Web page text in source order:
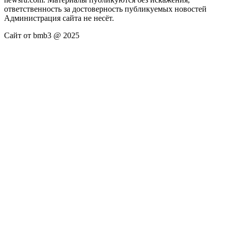
ответственность за достоверность публикуемых новостей
Администрация сайта не несёт.
Сайт от bmb3 @ 2025